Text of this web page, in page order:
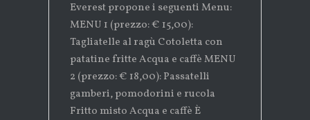
Everest propone i seguenti Menu:
MENU 1 (prezzo: € 15,00):
Tagliatelle al ragù Cotoletta con
patatine fritte Acqua e caffè MENU
2 (prezzo: € 18,00): Passatelli
gamberi, pomodorini e rucola
Fritto misto Acqua e caffè È